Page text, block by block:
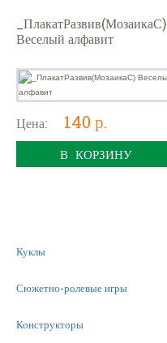
_ПлакатРазвив(МозаикаС)
Веселый алфавит
Цена: 140 р.
В КОРЗИНУ
Куклы
Сюжетно-ролевые игры
Конструкторы